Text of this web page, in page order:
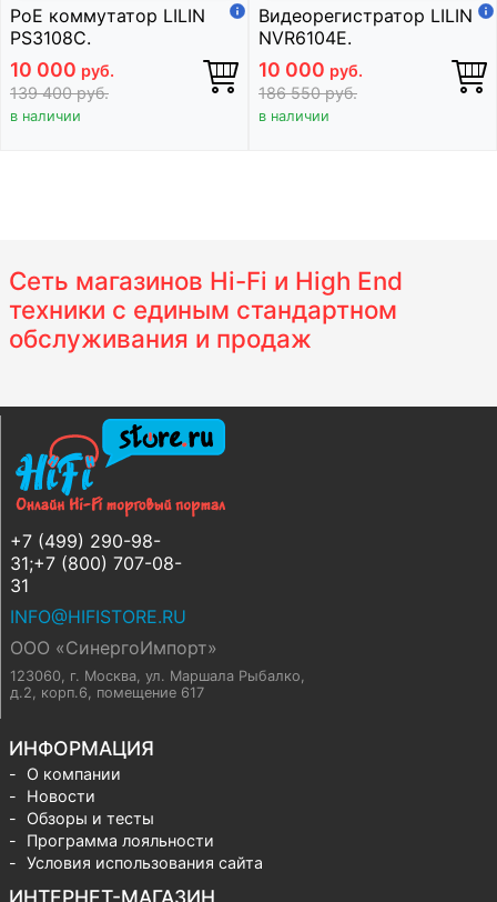
PoE коммутатор LILIN
PS3108C.
10 000 руб.
139 400руб.
в наличии
Видеорегистратор LILIN
NVR6104E.
10 000 руб.
186 550руб.
в наличии
Сеть магазинов Hi-Fi и High End
техники с единым стандартном
обслуживания и продаж
+7 (499) 290-98-
31;+7 (800) 707-08-
31
INFO@HIFISTORE.RU
ООО «СинергоИмпорт»
123060, г. Москва, ул. Маршала Рыбалко,
д.2, корп.6, помещение 617
ИНФОРМАЦИЯ
О компании
Новости
Обзоры и тесты
Программа лояльности
Условия использования сайта
ИНТЕРНЕТ-МАГАЗИН